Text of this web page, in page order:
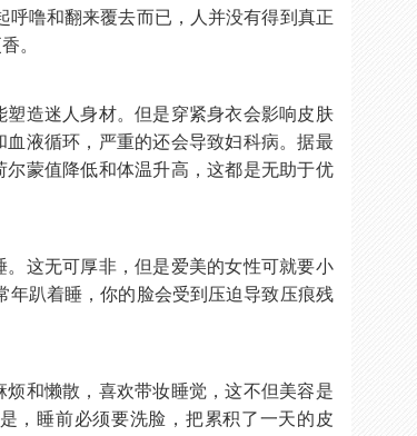
呼噜和翻来覆去而已，人并没有得到真正
。
造迷人身材。但是穿紧身衣会影响皮肤
液循环，严重的还会导致妇科病。据最
蒙值降低和体温升高，这都是无助于优
这无可厚非，但是爱美的女性可就要小
年趴着睡，你的脸会受到压迫导致压痕残
和懒散，喜欢带妆睡觉，这不但美容是
，睡前必须要洗脸，把累积了一天的皮